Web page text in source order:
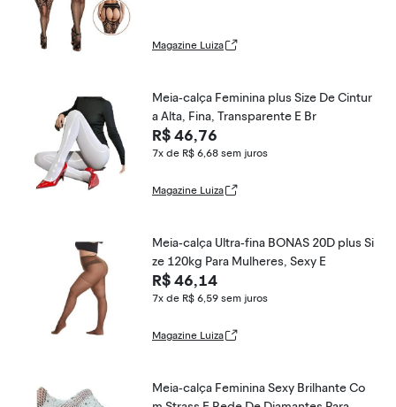
Magazine Luiza
Meia-calça Feminina plus Size De Cintur
a Alta, Fina, Transparente E Br
R$ 46,76
7x de R$ 6,68 sem juros
Magazine Luiza
Meia-calça Ultra-fina BONAS 20D plus Si
ze 120kg Para Mulheres, Sexy E
R$ 46,14
7x de R$ 6,59 sem juros
Magazine Luiza
Meia-calça Feminina Sexy Brilhante Co